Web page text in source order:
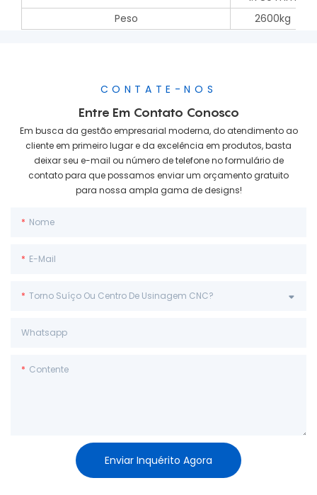
Peso
2600kg
CONTATE-NOS
Entre Em Contato Conosco
Em busca da gestão empresarial moderna, do atendimento ao
cliente em primeiro lugar e da excelência em produtos, basta
deixar seu e-mail ou número de telefone no formulário de
contato para que possamos enviar um orçamento gratuito
para nossa ampla gama de designs!
Nome
E-Mail
Torno Suíço Ou Centro De Usinagem CNC?
Whatsapp
Contente
Enviar Inquérito Agora